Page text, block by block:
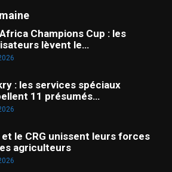
Champions Cup : les
lèvent le…
: les services spéciaux
11 présumés…
et le CRG unissent leurs forces
agriculteurs